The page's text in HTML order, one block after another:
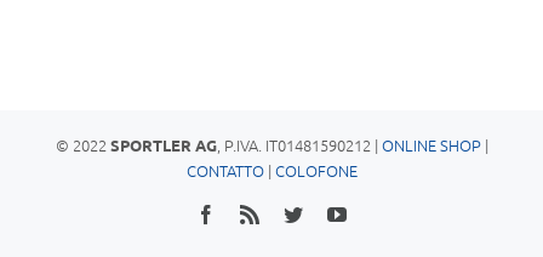
© 2022SPORTLER AG, P.IVA. IT01481590212 | ONLINE SHOP|
CONTATTO| COLOFONE
Facebook
Rss TwitterYouTube